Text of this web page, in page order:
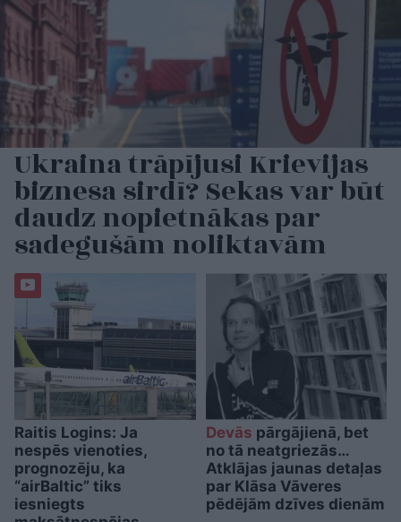
Ukraina trāpījusi Krievijas
biznesa sirdī? Sekas var būt
daudz nopietnākas par
sadegušām noliktavām
Raitis Logins: Ja
nespēs vienoties,
prognozēju, ka
“airBaltic” tiks
iesniegts
Devās pārgājienā, bet
no tā neatgriezās…
Atklājas jaunas detaļas
par Klāsa Vāveres
pēdējām dzīves dienām